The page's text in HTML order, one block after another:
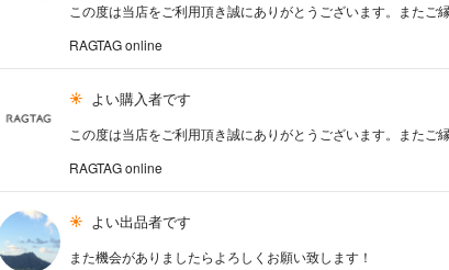
この度は当店をご利用頂き誠にありがとうございます。またご
RAGTAG online
よい購入者です
この度は当店をご利用頂き誠にありがとうございます。またご
RAGTAG online
よい出品者です
また機会がありましたらよろしくお願い致します！